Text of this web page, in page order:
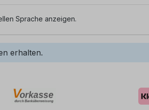
Sprache anzeigen.
erhalten.